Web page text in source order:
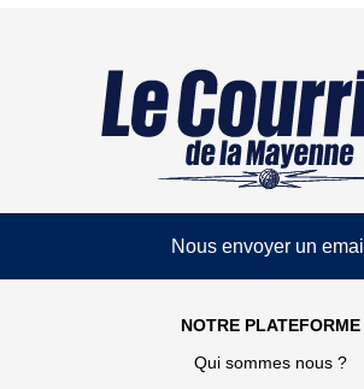
Nous envoyer un email
NOTRE PLATEFORME
Qui sommes nous ?